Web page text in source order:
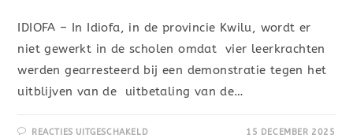
IDIOFA – In Idiofa, in de provincie Kwilu, wordt er
niet gewerkt in de scholen omdat vier leerkrachten
werden gearresteerd bij een demonstratie tegen het
uitblijven van de uitbetaling van de…
REACTIES UITGESCHAKELD 15 DECEMBER 2025